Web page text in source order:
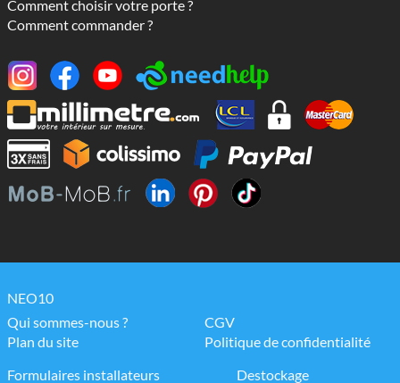
Comment choisir votre porte ?
Comment commander ?
NEO10
Qui sommes-nous ?
Plan du site
CGV
Politique de confidentialité
Formulaires installateurs
Destockage